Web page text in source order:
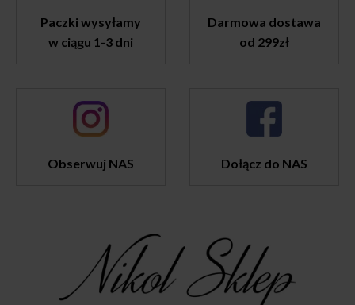
Paczki wysyłamy
w ciągu 1-3 dni
Darmowa dostawa
od 299zł
Obserwuj NAS Dołącz do NAS